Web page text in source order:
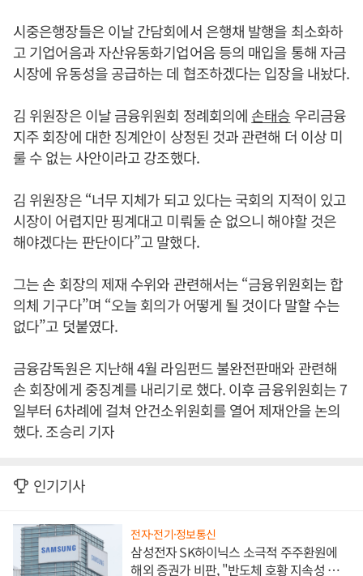
시중은행장들은 이날 간담회에서 은행채 발행을 최소화하
고 기업어음과 자산유동화기업어음 등의 매입을 통해 자금
시장에 유동성을 공급하는 데 협조하겠다는 입장을 내놨다.
김 위원장은 이날 금융위원회 정례회의에 손태승 우리금융
지주 회장에 대한 징계안이 상정된 것과 관련해 더 이상 미
룰 수 없는 사안이라고 강조했다.
김 위원장은 “너무 지체가 되고 있다는 국회의 지적이 있고
시장이 어렵지만 핑계대고 미뤄둘 순 없으니 해야할 것은
해야겠다는 판단이다”고 말했다.
그는 손 회장의 제재 수위와 관련해서는 “금융위원회는 합
의체 기구다”며 “오늘 회의가 어떻게 될 것이다 말할 수는
없다”고 덧붙였다.
금융감독원은 지난해 4월 라임펀드 불완전판매와 관련해
손 회장에게 중징계를 내리기로 했다. 이후 금융위원회는 7
일부터 6차례에 걸쳐 안건소위원회를 열어 제재안을 논의
했다. 조승리 기자
인기기사
전자·전기·정보통신
삼성전자 SK하이닉스 소극적 주주환원에
해외 증권가 비판, "반도체 호황 지속성 의